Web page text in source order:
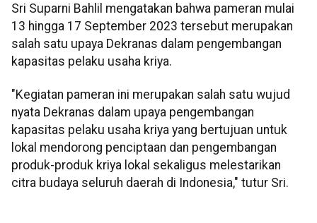
Sri Suparni Bahlil mengatakan bahwa pameran mulai
13 hingga 17 September 2023 tersebut merupakan
salah satu upaya Dekranas dalam pengembangan
kapasitas pelaku usaha kriya.
"Kegiatan pameran ini merupakan salah satu wujud
nyata Dekranas dalam upaya pengembangan
kapasitas pelaku usaha kriya yang bertujuan untuk
lokal mendorong penciptaan dan pengembangan
produk-produk kriya lokal sekaligus melestarikan
citra budaya seluruh daerah di Indonesia," tutur Sri.